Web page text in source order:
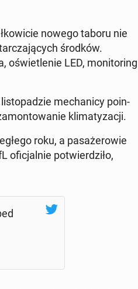
nowego taboru nie
środków.
oświe­tle­nie LED, mo­ni­to­ring
me­cha­ni­cy po­in­
kli­ma­ty­za­cji.
roku, a pa­sa­że­ro­wie
ofi­cjal­nie po­twier­dzi­ło,